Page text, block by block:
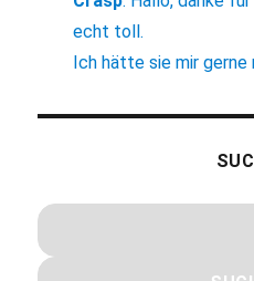
echt toll.
Ich hätte sie mir gerne